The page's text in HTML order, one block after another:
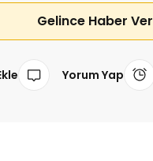
Gelince Haber Ver
Yorum Yap